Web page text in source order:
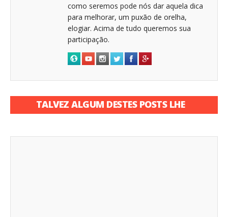
como seremos pode nós dar aquela dica
para melhorar, um puxão de orelha,
elogiar. Acima de tudo queremos sua
participação.
TALVEZ ALGUM DESTES POSTS LHE